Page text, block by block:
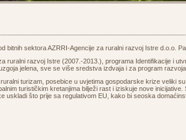
bitnih sektora AZRRI-Agencije za ruralni razvoj Istre d.o.o.
ruralni razvoj Istre (2007.-2013.), programa Identifikacije i
jelena, sve se više sredstva izdvaja i za program
turizam, posebice u uvjetima gospodarske krize veliki
turističkim kretanjima bilježi rast i iziskuje nove
uskladi što prije sa regulativom EU, kako bi seoska